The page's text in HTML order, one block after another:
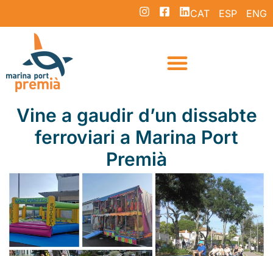
CAT ESP ENG
Vine a gaudir d’un dissabte
ferroviari a Marina Port
Premià